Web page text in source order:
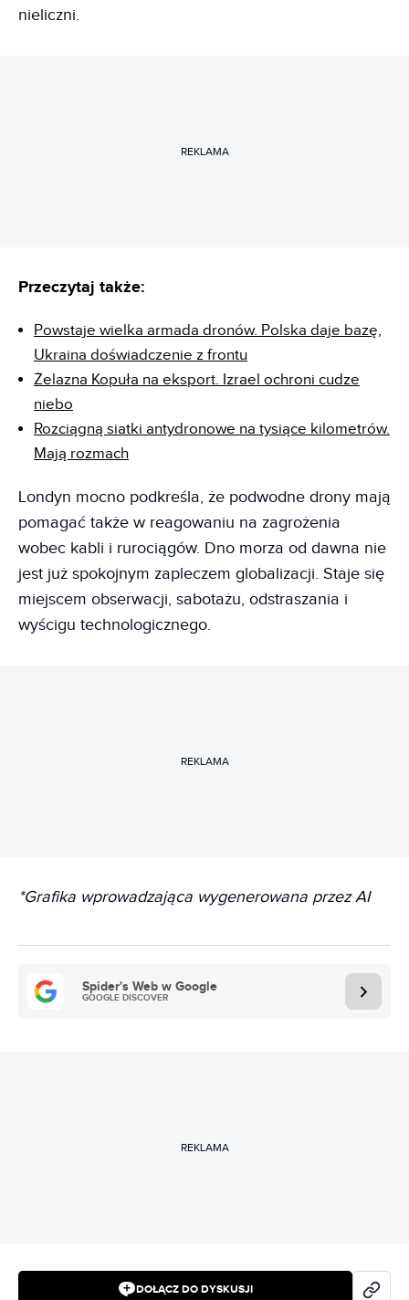
nieliczni.
REKLAMA
Przeczytaj także:
Powstaje wielka armada dronów. Polska daje bazę,
Ukraina doświadczenie z frontu
Żelazna Kopuła na eksport. Izrael ochroni cudze
niebo
Rozciągną siatki antydronowe na tysiące kilometrów.
Mają rozmach
Londyn mocno podkreśla, że podwodne drony mają
pomagać także w reagowaniu na zagrożenia
wobec kabli i rurociągów. Dno morza od dawna nie
jest już spokojnym zapleczem globalizacji. Staje się
miejscem obserwacji, sabotażu, odstraszania i
wyścigu technologicznego.
REKLAMA
*Grafika wprowadzająca wygenerowana przez AI
Spider's Web w Google
GOOGLE DISCOVER
REKLAMA
DOŁĄCZ DO DYSKUSJI